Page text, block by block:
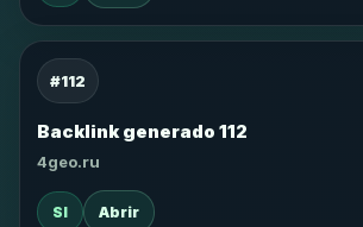
#112
Backlink generado 112
4geo.ru
SI Abrir